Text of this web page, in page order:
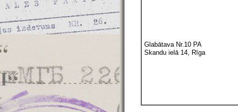
Glabātava Nr.10 PA
Skandu ielā 14, Rīga